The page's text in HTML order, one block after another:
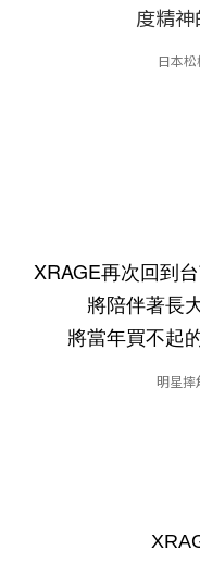
度精神
日本
XRAGE再次回到
將陪伴著長
將當年買不起
明星摔